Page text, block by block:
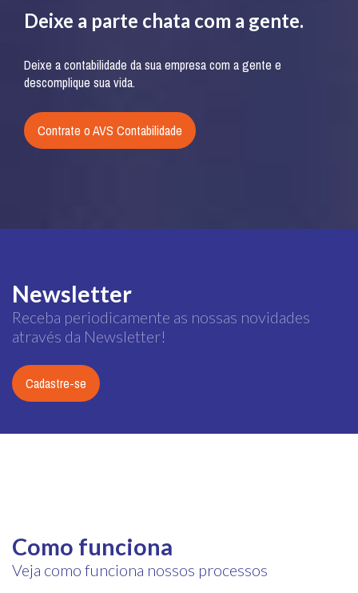
Deixe a parte chata com a gente.
Deixe a contabilidade da sua empresa com a gente e
descomplique sua vida.
Contrate o AVS Contabilidade
Newsletter
Receba periodicamente as nossas novidades
através da Newsletter!
Cadastre-se
Como funciona
Veja como funciona nossos processos